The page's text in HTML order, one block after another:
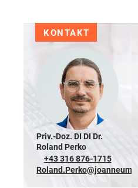
KONTAKT
Priv.-Doz. DI DI Dr.
Roland Perko
+43 316 876-1715
Roland.Perko@joanneum.at